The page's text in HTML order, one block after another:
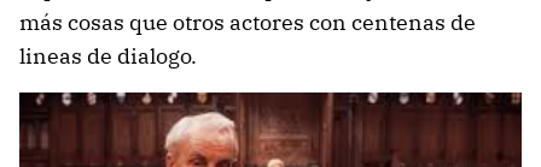
más cosas que otros actores con centenas de
lineas de dialogo.